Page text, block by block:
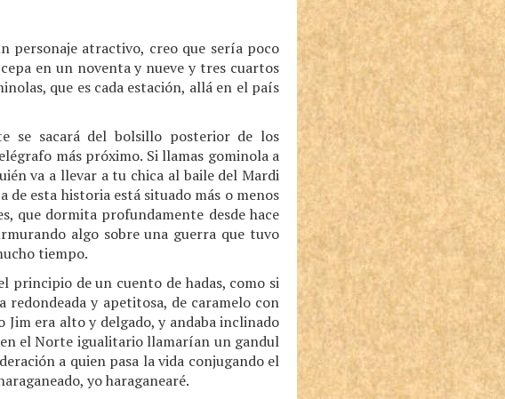
personaje atractivo, creo que sería poco
en un noventa y nueve y tres cuartos
que es cada estación, allá en el país
se sacará del bolsillo posterior de los
más próximo. Si llamas gominola a
va a llevar a tu chica al baile del Mardi
esta historia está situado más o menos
que dormita profundamente desde hace
algo sobre una guerra que tuvo
tiempo.
principio de un cuento de hadas, como si
y apetitosa, de caramelo con
Jim era alto y delgado, y andaba inclinado
el Norte igualitario llamarían un gandul
a quien pasa la vida conjugando el
yo haraganearé.